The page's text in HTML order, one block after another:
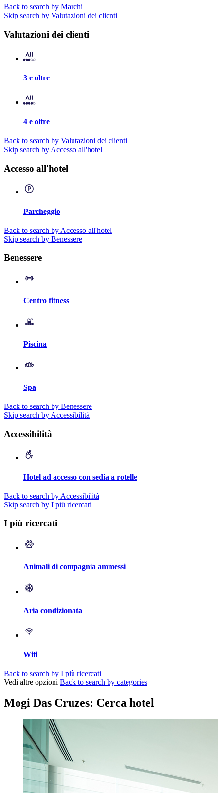
Back to search by Marchi
Skip search by Valutazioni dei clienti
Valutazioni dei clienti
3 e oltre
4 e oltre
Back to search by Valutazioni dei clienti
Skip search by Accesso all'hotel
Accesso all'hotel
Parcheggio
Back to search by Accesso all'hotel
Skip search by Benessere
Benessere
Centro fitness
Piscina
Spa
Back to search by Benessere
Skip search by Accessibilità
Accessibilità
Hotel ad accesso con sedia a rotelle
Back to search by Accessibilità
Skip search by I più ricercati
I più ricercati
Animali di compagnia ammessi
Aria condizionata
Wifi
Back to search by I più ricercati
Vedi altre opzioni Back to search by categories
Mogi Das Cruzes: Cerca hotel